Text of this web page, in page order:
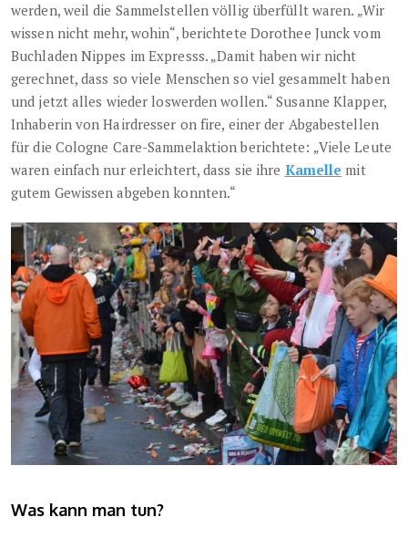
werden, weil die Sammelstellen völlig überfüllt waren. „Wir
wissen nicht mehr, wohin“, berichtete Dorothee Junck vom
Buchladen Nippes im Expresss. „Damit haben wir nicht
gerechnet, dass so viele Menschen so viel gesammelt haben
und jetzt alles wieder loswerden wollen.“ Susanne Klapper,
Inhaberin von Hairdresser on fire, einer der Abgabestellen
für die Cologne Care-Sammelaktion berichtete: „Viele Leute
waren einfach nur erleichtert, dass sie ihre Kamelle mit
gutem Gewissen abgeben konnten.“
Was kann man tun?